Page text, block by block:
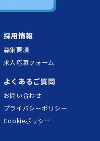
採用情報
募集要項
求人応募フォーム
よくあるご質問
お問い合わせ
プライバシーポリシー
Cookieポリシー